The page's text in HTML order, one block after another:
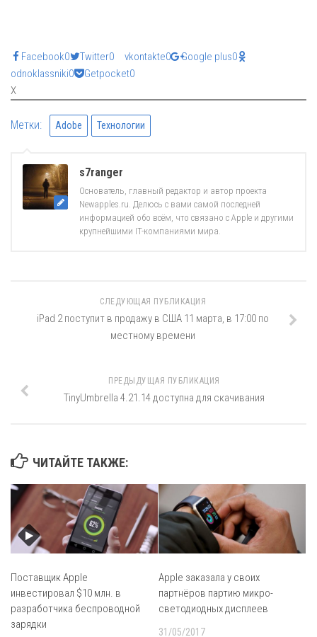
Facebook0 Twitter0 vkontakte0 Google plus0
odnoklassniki0 Getpocket0
X
Метки: Adobe Технологии
s7ranger
Основатель, главный редактор и автор проекта
Newapples.ru. Делюсь с вами самой последней
информацией обо всём, что связано с Apple и другими
крупнейшими IT-компаниями мира.
СЛЕДУЮЩАЯ ПУБЛИКАЦИЯ
iPad 2 поступит в продажу в США 11 марта, в 17:00 по
местному времени
ПРЕДЫДУЩАЯ ПУБЛИКАЦИЯ
TinyUmbrella 4.21.14 доступна для скачивания
ЧИТАЙТЕ ТАКЖЕ:
Поставщик Apple
инвестировал $10 млн. в
разработчика беспроводной
зарядки
Apple заказала у своих
партнёров партию микро-
светодиодных дисплеев
31/05/2017